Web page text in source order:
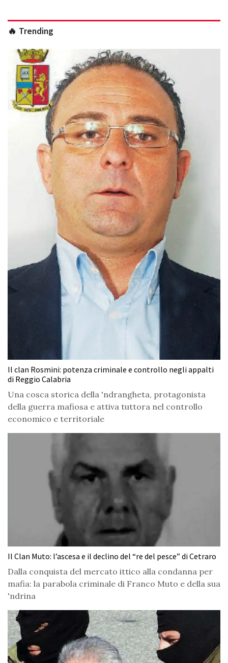
🔥 Trending
Il clan Rosmini: potenza criminale e controllo negli appalti
di Reggio Calabria
Una cosca storica della 'ndrangheta, protagonista
della guerra mafiosa e attiva tuttora nel controllo
economico e territoriale
Il Clan Muto: l’ascesa e il declino del “re del pesce” di Cetraro
Dalla conquista del mercato ittico alla condanna per
mafia: la parabola criminale di Franco Muto e della sua
'ndrina